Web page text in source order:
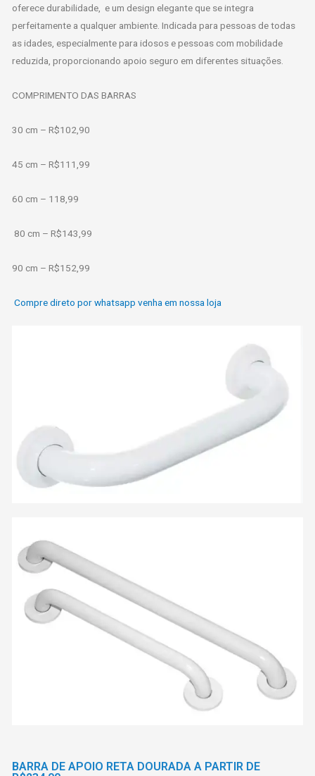
oferece durabilidade, e um design elegante que se integra
perfeitamente a qualquer ambiente. Indicada para pessoas de todas
as idades, especialmente para idosos e pessoas com mobilidade
reduzida, proporcionando apoio seguro em diferentes situações.
COMPRIMENTO DAS BARRAS
30 cm – R$102,90
45 cm – R$111,99
60 cm – 118,99
80 cm – R$143,99
90 cm – R$152,99
Compre direto por whatsapp venha em nossa loja
BARRA DE APOIO RETA DOURADA A PARTIR DE